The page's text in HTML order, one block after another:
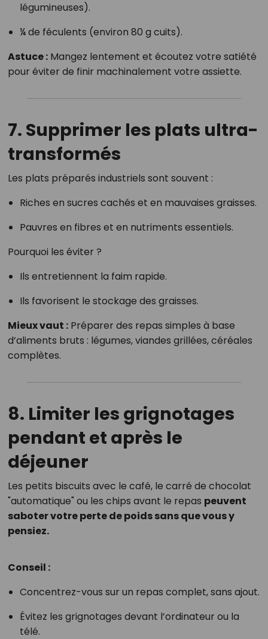
légumineuses).
¼ de féculents (environ 80 g cuits).
Astuce :Mangez lentement et écoutez votre satiété
pour éviter de finir machinalement votre assiette.
7. Supprimer les plats ultra-
transformés
Les plats préparés industriels sont souvent :
Riches en sucres cachés et en mauvaises graisses.
Pauvres en fibres et en nutriments essentiels.
Pourquoi les éviter ?
Ils entretiennent la faim rapide.
Ils favorisent le stockage des graisses.
Mieux vaut :Préparer des repas simples à base
d’aliments bruts : légumes, viandes grillées, céréales
complètes.
8. Limiter les grignotages
pendant et après le
déjeuner
Les petits biscuits avec le café, le carré de chocolat
"automatique" ou les chips avant le repas peuvent
saboter votre perte de poids sans que vous y
pensiez.
Conseil :
Concentrez-vous sur un repas complet, sans ajout.
Évitez les grignotages devant l’ordinateur ou la
télé.